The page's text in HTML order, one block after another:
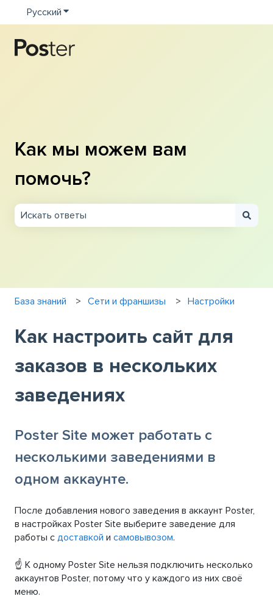
Русский Показать подменю для переводов
Как мы можем вам
помочь?
База знаний Сети и франшизы Настройки
Как настроить сайт для
заказов в нескольких
заведениях
Poster Site может работать с
несколькими заведениями в
одном аккаунте.
После добавления нового заведения в аккаунт Poster,
в настройках Poster Site выберите заведение для
работы с доставкой и самовывозом.
☝️ К одному Poster Site нельзя подключить несколько
аккаунтов Poster, потому что у каждого из них своё
меню.